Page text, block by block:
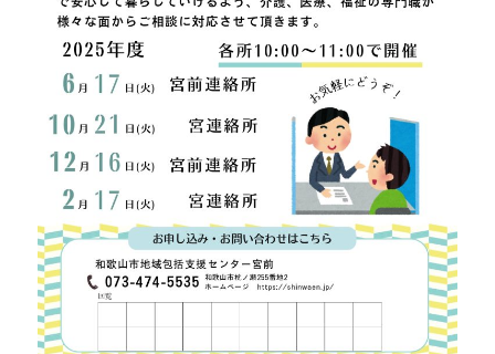
親和園について
事業所案内
お知らせ
求人情報